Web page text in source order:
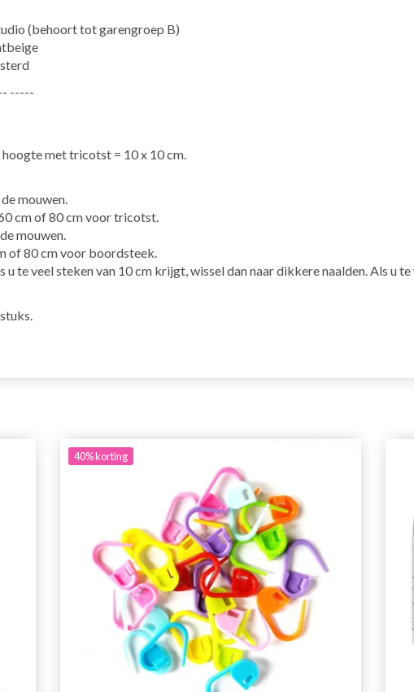
(behoort tot garengroep B)
-----
hoogte met tricotst = 10 x 10 cm.
mouwen.
cm of 80 cm voor tricotst.
mouwen.
of 80 cm voor boordsteek.
te veel steken van 10 cm krijgt, wissel dan naar dikkere naalden. Als u
40%korting